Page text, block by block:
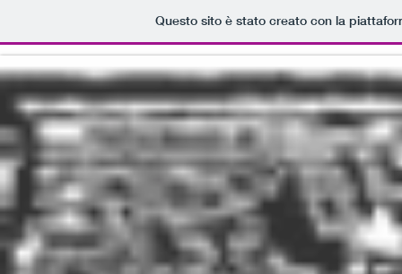
Questo sito è stato creato con la